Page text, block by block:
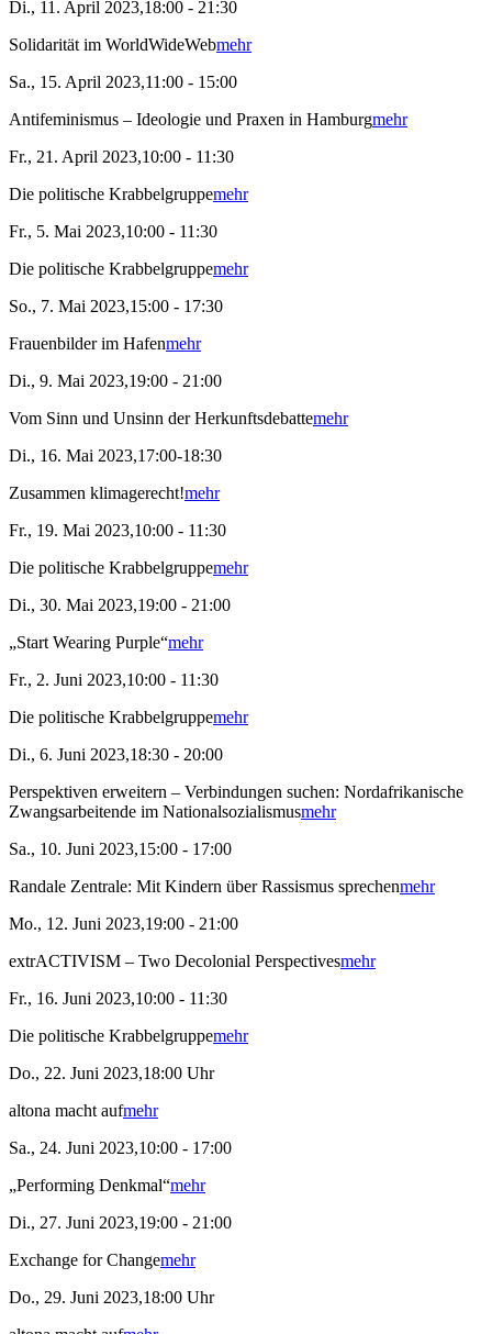
Di., 11. April 2023,18:00 - 21:30
Solidarität im WorldWideWebmehr
Sa., 15. April 2023,11:00 - 15:00
Antifeminismus – Ideologie und Praxen in Hamburgmehr
Fr., 21. April 2023,10:00 - 11:30
Die politische Krabbelgruppemehr
Fr., 5. Mai 2023,10:00 - 11:30
Die politische Krabbelgruppemehr
So., 7. Mai 2023,15:00 - 17:30
Frauenbilder im Hafenmehr
Di., 9. Mai 2023,19:00 - 21:00
Vom Sinn und Unsinn der Herkunftsdebattemehr
Di., 16. Mai 2023,17:00-18:30
Zusammen klimagerecht!mehr
Fr., 19. Mai 2023,10:00 - 11:30
Die politische Krabbelgruppemehr
Di., 30. Mai 2023,19:00 - 21:00
„Start Wearing Purple“mehr
Fr., 2. Juni 2023,10:00 - 11:30
Die politische Krabbelgruppemehr
Di., 6. Juni 2023,18:30 - 20:00
Perspektiven erweitern – Verbindungen suchen: Nordafrikanische
Zwangsarbeitende im Nationalsozialismusmehr
Sa., 10. Juni 2023,15:00 - 17:00
Randale Zentrale: Mit Kindern über Rassismus sprechenmehr
Mo., 12. Juni 2023,19:00 - 21:00
extrACTIVISM – Two Decolonial Perspectivesmehr
Fr., 16. Juni 2023,10:00 - 11:30
Die politische Krabbelgruppemehr
Do., 22. Juni 2023,18:00 Uhr
altona macht aufmehr
Sa., 24. Juni 2023,10:00 - 17:00
„Performing Denkmal“mehr
Di., 27. Juni 2023,19:00 - 21:00
Exchange for Changemehr
Do., 29. Juni 2023,18:00 Uhr